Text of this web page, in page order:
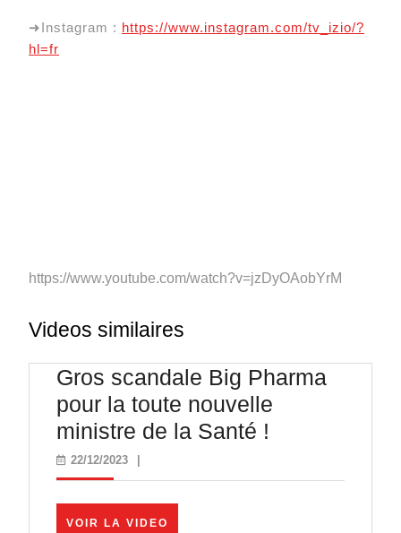
➜Instagram : https://www.instagram.com/tv_izio/?
hl=fr
https://www.youtube.com/watch?v=jzDyOAobYrM
Videos similaires
Gros scandale Big Pharma
pour la toute nouvelle
ministre de la Santé !
Big
22/12/202322/12/2023
VOIR LA VIDEO